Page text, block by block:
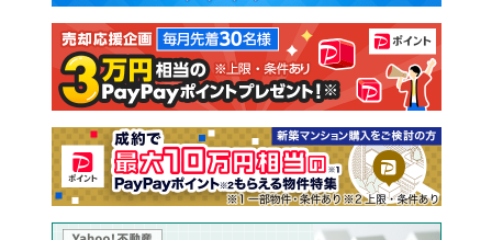
注文住宅 土地
売却査定